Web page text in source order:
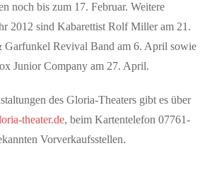
noch bis zum 17. Februar. Weitere
2012 sind Kabarettist Rolf Miller am 21.
Garfunkel Revival Band am 6. April sowie
Junior Company am 27. April.
des Gloria-Theaters gibt es über
theater.de, beim Kartentelefon 07761-
Vorverkaufsstellen.